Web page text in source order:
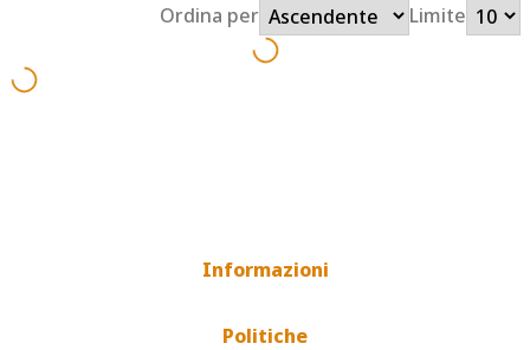
Ordina per Limite
Informazioni
Politiche